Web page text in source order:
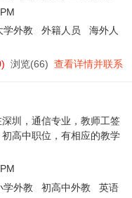
学外教 外籍人员
海外人
浏览(66) 查看详情并联系
圳，通信专业，教师工签
高中职位，有相应的教学
学外教 初高中外教
英语